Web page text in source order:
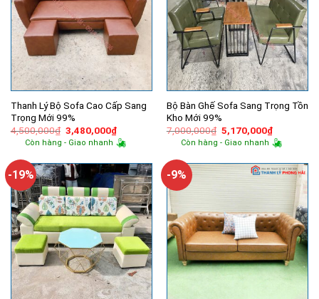
Thanh Lý Bộ Sofa Cao Cấp Sang
Trọng Mới 99%
4,500,000₫ Giá
gốc
là:
3,480,000₫Giá
hiện
tại
3,480,000₫.
Còn hàng - Giao nhanh
Bộ Bàn Ghế Sofa Sang Trọng Tồn
Kho Mới 99%
7,000,000₫ Giá
gốc
là:
5,170,000₫Giá
hiện
tại
Còn hàng - Giao nhanh
-19% -9%